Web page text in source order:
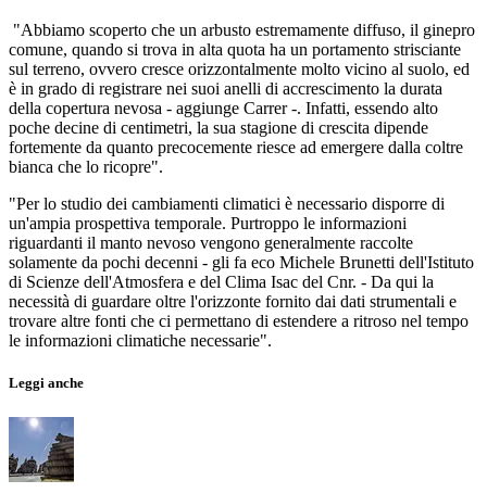
"Abbiamo scoperto che un arbusto estremamente diffuso, il ginepro
comune, quando si trova in alta quota ha un portamento strisciante
sul terreno, ovvero cresce orizzontalmente molto vicino al suolo, ed
è in grado di registrare nei suoi anelli di accrescimento la durata
della copertura nevosa - aggiunge Carrer -. Infatti, essendo alto
poche decine di centimetri, la sua stagione di crescita dipende
fortemente da quanto precocemente riesce ad emergere dalla coltre
bianca che lo ricopre".
"Per lo studio dei cambiamenti climatici è necessario disporre di
un'ampia prospettiva temporale. Purtroppo le informazioni
riguardanti il manto nevoso vengono generalmente raccolte
solamente da pochi decenni - gli fa eco Michele Brunetti dell'Istituto
di Scienze dell'Atmosfera e del Clima Isac del Cnr. - Da qui la
necessità di guardare oltre l'orizzonte fornito dai dati strumentali e
trovare altre fonti che ci permettano di estendere a ritroso nel tempo
le informazioni climatiche necessarie".
Leggi anche